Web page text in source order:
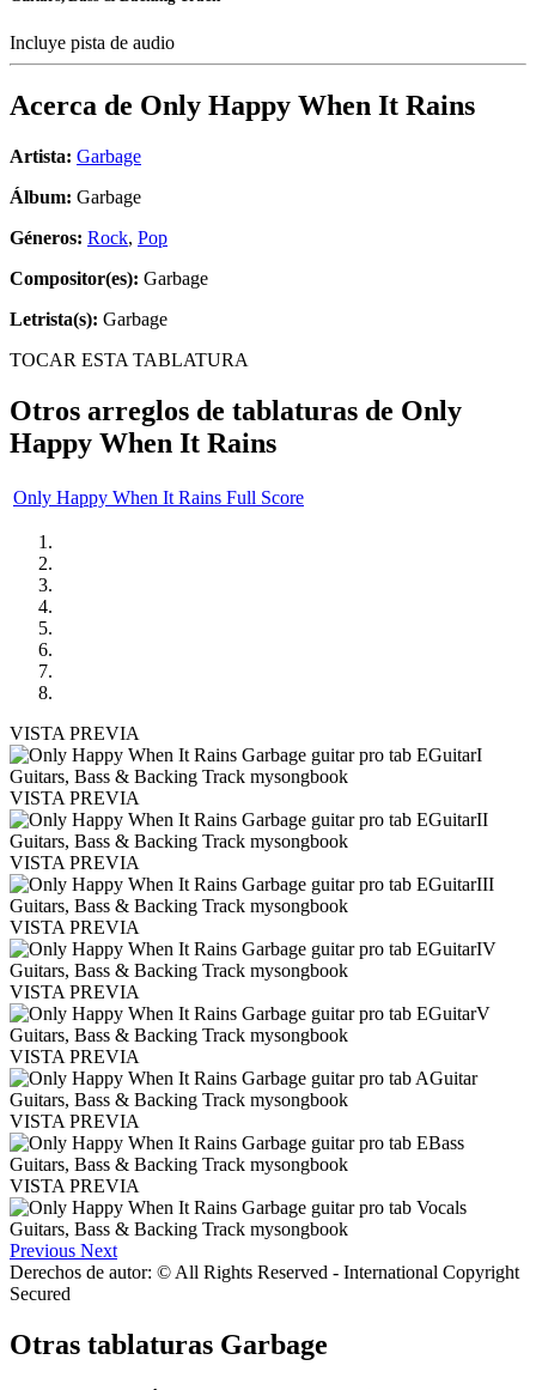
Incluye pista de audio
Acerca de Only Happy When It Rains
Artista: Garbage
Álbum: Garbage
Géneros: Rock, Pop
Compositor(es): Garbage
Letrista(s): Garbage
TOCAR ESTA TABLATURA
Otros arreglos de tablaturas de Only
Happy When It Rains
Only Happy When It Rains Full Score
VISTA PREVIA
VISTA PREVIA
VISTA PREVIA
VISTA PREVIA
VISTA PREVIA
VISTA PREVIA
VISTA PREVIA
VISTA PREVIA
Previous Next
Derechos de autor: © All Rights Reserved - International Copyright
Secured
Otras tablaturas Garbage